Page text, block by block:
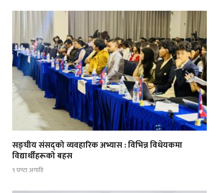
सङ्घीय संसद्को व्यवहारिक अभ्यास : विभिन्न विधेयकमा
विद्यार्थीहरूको बहस
९ घण्टा अगाडि